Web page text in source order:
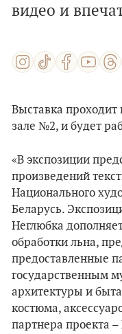
видео и
Выставка проходит
зале №2, и будет
«В экспозиции
произведений
Национального
Беларусь.
Неглюбка
обработки льна,
предоставленные
государственным
архитектуры и
костюма,
партнера проекта –